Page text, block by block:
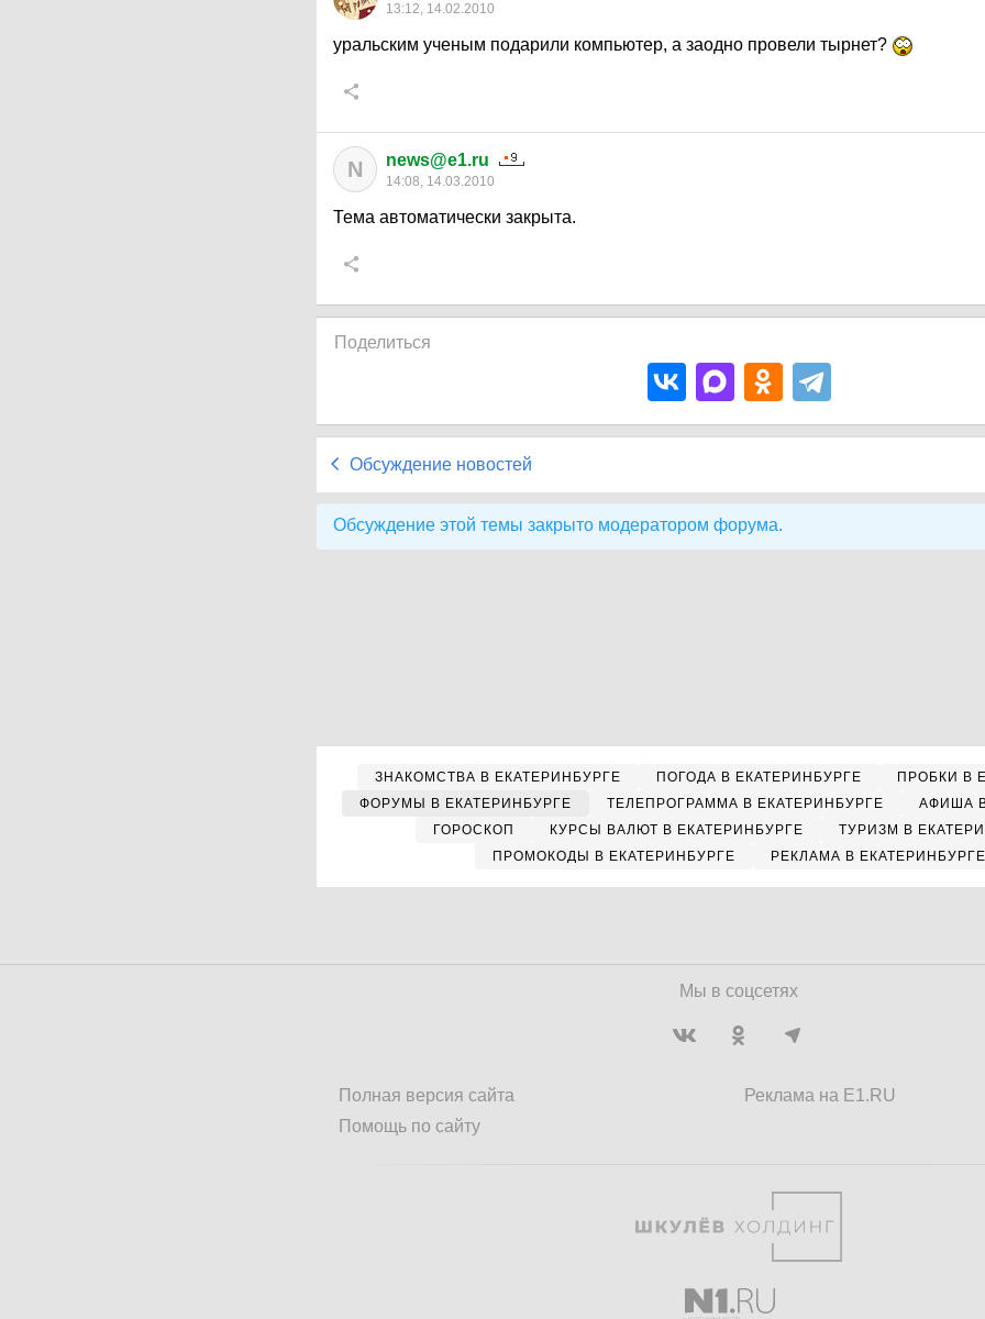
13:12, 14.02.2010
уральским ученым подарили компьютер, а заодно провели тырнет?
N news@e1.ru
14:08, 14.03.2010
Тема автоматически закрыта.
Поделиться
Обсуждение новостей
Обсуждение этой темы закрыто модератором форума.
ЗНАКОМСТВА В ЕКАТЕРИНБУРГЕ ПОГОДА В ЕКАТЕРИНБУРГЕ
ПРОБКИ В
ФОРУМЫ В ЕКАТЕРИНБУРГЕ
ТЕЛЕПРОГРАММА В ЕКАТЕРИНБУРГЕ
АФИША
ГОРОСКОП
КУРСЫ ВАЛЮТ В ЕКАТЕРИНБУРГЕ
ТУРИЗМ В
ПРОМОКОДЫ В ЕКАТЕРИНБУРГЕ
РЕКЛАМА В ЕКАТЕРИНБУРГЕ
Мы в соцсетях
Полная версия сайта
Помощь по сайту
Реклама на E1.RU